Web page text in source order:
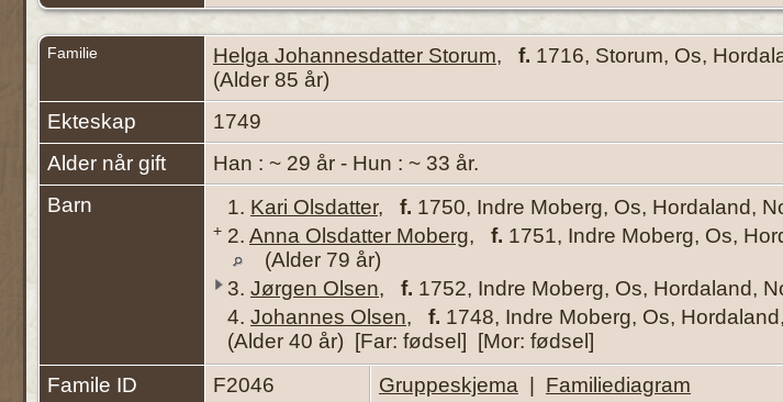
Familie Helga Johannesdatter Storum, f. 1716, Storum, Os,
(Alder 85 år)
Ekteskap
1749
Alder når gift
Han : ~ 29 år - Hun : ~ 33 år.
Barn
1. Kari Olsdatter, f. 1750, Indre Moberg, Os, Hordaland,
+ 2. Anna Olsdatter Moberg, f. 1751, Indre Moberg, Os,
(Alder 79 år)
3. Jørgen Olsen, f. 1752, Indre Moberg, Os, Hordaland,
4. Johannes Olsen, f. 1748, Indre Moberg, Os,
(Alder 40 år) [Far: fødsel] [Mor: fødsel]
Famile ID
F2046 Gruppeskjema | Familiediagram